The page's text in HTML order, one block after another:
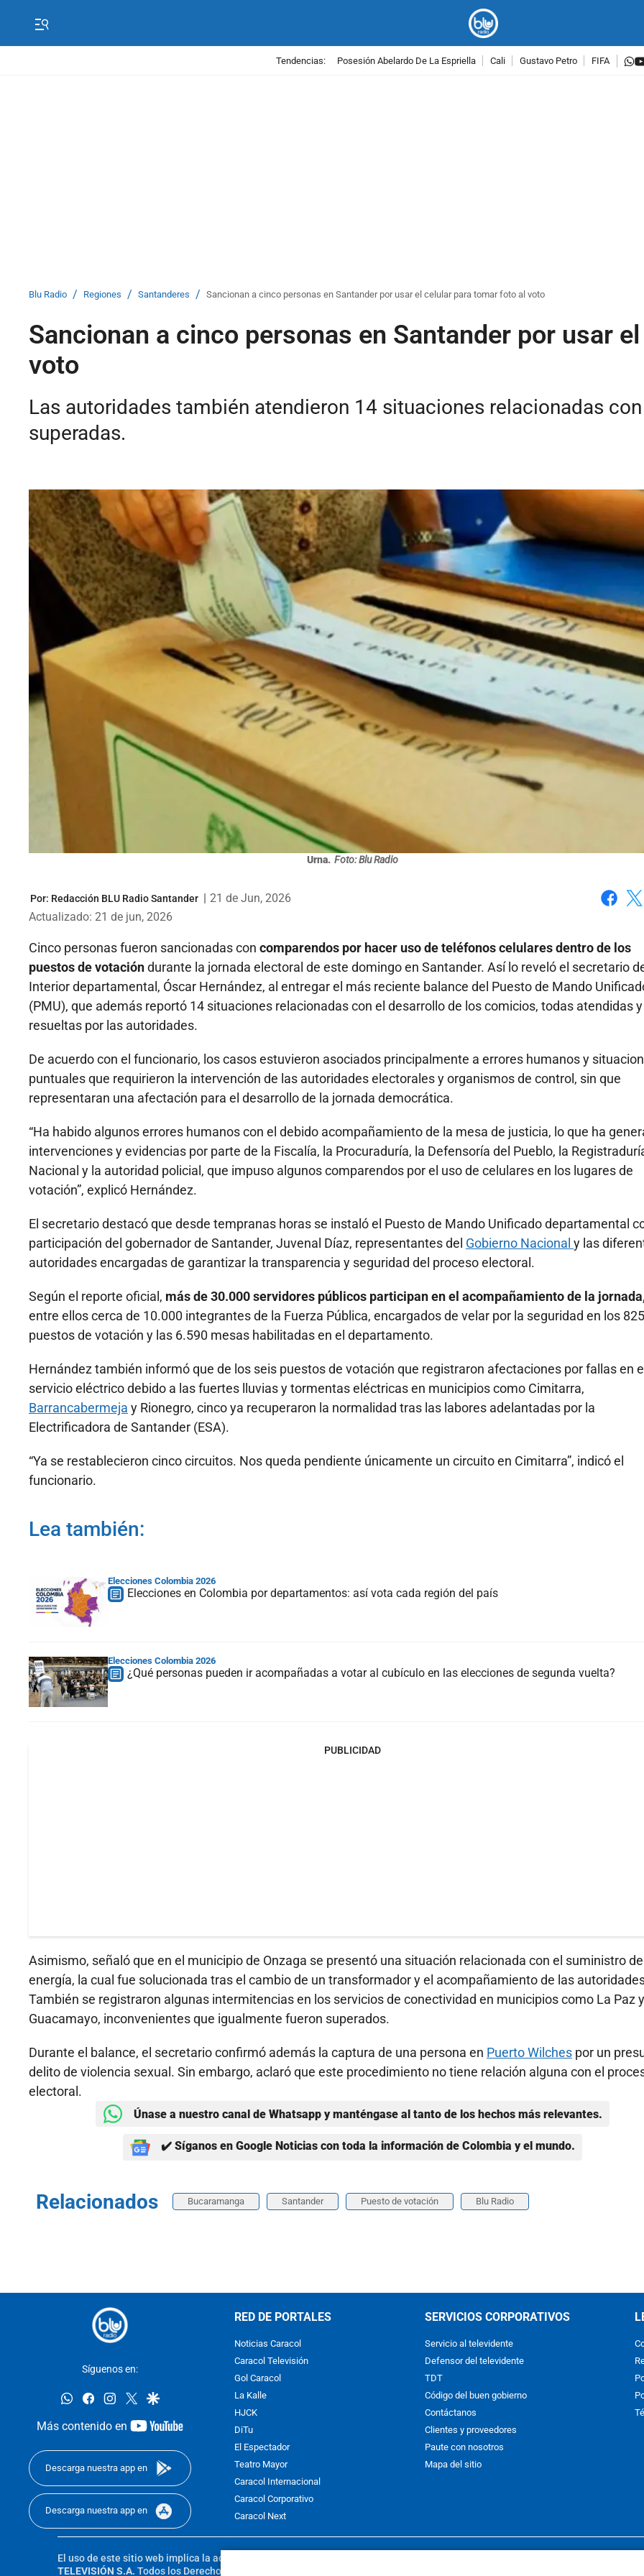
Tendencias: Posesión Abelardo De La Espriella Cali Gustavo Petro FIFA
Blu Radio / Regiones / Santanderes / Sancionan a cinco personas en Santander por usar el celular para tomar foto al voto
Sancionan a cinco personas en Santander por usar
voto
Las autoridades también atendieron 14 situaciones relacionadas
superadas.
Urna. Foto: Blu Radio
Por: Redacción BLU Radio Santander | 21 de Jun, 2026
Actualizado: 21 de jun, 2026
Cinco personas fueron sancionadas con comparendos por hacer uso de teléfonos celulares dentro de los
puestos de votacióndurante la jornada electoral de este domingo en Santander. Así lo reveló el secretario
Interior departamental, Óscar Hernández, al entregar el más reciente balance del Puesto de Mando
(PMU), que además reportó 14 situaciones relacionadas con el desarrollo de los comicios, todas atendidas y
resueltas por las autoridades.
De acuerdo con el funcionario, los casos estuvieron asociados principalmente a errores humanos y
puntuales que requirieron la intervención de las autoridades electorales y organismos de control, sin que
representaran una afectación para el desarrollo de la jornada democrática.
“Ha habido algunos errores humanos con el debido acompañamiento de la mesa de justicia, lo que ha
intervenciones y evidencias por parte de la Fiscalía, la Procuraduría, la Defensoría del Pueblo, la
Nacional y la autoridad policial, que impuso algunos comparendos por el uso de celulares en los lugares de
votación”, explicó Hernández.
El secretario destacó que desde tempranas horas se instaló el Puesto de Mando Unificado departamental
participación del gobernador de Santander, Juvenal Díaz, representantes del Gobierno Nacional y las
autoridades encargadas de garantizar la transparencia y seguridad del proceso electoral.
Según el reporte oficial, más de 30.000 servidores públicos participan en el acompañamiento de la
entre ellos cerca de 10.000 integrantes de la Fuerza Pública, encargados de velar por la seguridad en los 825
puestos de votación y las 6.590 mesas habilitadas en el departamento.
Hernández también informó que de los seis puestos de votación que registraron afectaciones por fallas en el
servicio eléctrico debido a las fuertes lluvias y tormentas eléctricas en municipios como Cimitarra,
Barrancabermeja y Rionegro, cinco ya recuperaron la normalidad tras las labores adelantadas por la
Electrificadora de Santander (ESA).
“Ya se restablecieron cinco circuitos. Nos queda pendiente únicamente un circuito en Cimitarra”, indicó el
funcionario.
Lea también:
Elecciones Colombia 2026
Elecciones en Colombia por departamentos: así vota cada región del país
Elecciones Colombia 2026
¿Qué personas pueden ir acompañadas a votar al cubículo en las elecciones de segunda vuelta?
PUBLICIDAD
Asimismo, señaló que en el municipio de Onzaga se presentó una situación relacionada con el suministro de
energía, la cual fue solucionada tras el cambio de un transformador y el acompañamiento de las
También se registraron algunas intermitencias en los servicios de conectividad en municipios como La Paz y
Guacamayo, inconvenientes que igualmente fueron superados.
Durante el balance, el secretario confirmó además la captura de una persona en Puerto Wilches por un
delito de violencia sexual. Sin embargo, aclaró que este procedimiento no tiene relación alguna con el
electoral.
Únase a nuestro canal de Whatsapp y manténgase al tanto de los hechos más relevantes.
✔️ Síganos en Google Noticias con toda la información de Colombia y el mundo.
Relacionados Bucaramanga Santander Puesto de votación Blu Radio
Síguenos en:
whatsappfacebookinstagram
twittergoogle
Más contenido en
youtube-
Descarga nuestra app en
Descarga nuestra app en
RED DE PORTALES
Noticias Caracol
Caracol Televisión
Gol Caracol
La Kalle
HJCK
DiTu
El Espectador
Teatro Mayor
Caracol Internacional
Caracol Corporativo
Caracol Next
SERVICIOS CORPORATIVOS
Servicio al televidente
Defensor del televidente
TDT
Código del buen gobierno
Contáctanos
Clientes y proveedores
Paute con nosotros
Mapa del sitio
El uso de este sitio web implica la aceptación de los
TELEVISIÓN S.A. Todos los Derechos Reservados D.R.A. Prohibida su reproducción total o parcial, así como su traducción a